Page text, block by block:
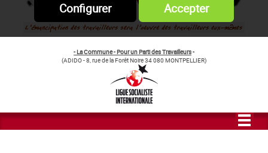
Configurer Accepter
- La Commune - Pour un Parti des Travailleurs-
(ADIDO - 8, rue de la Forêt Noire 34 080 MONTPELLIER)